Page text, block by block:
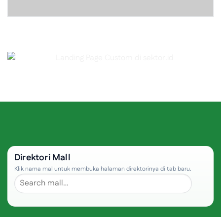
Direktori Mall
Klik nama mal untuk membuka halaman direktorinya di tab baru.